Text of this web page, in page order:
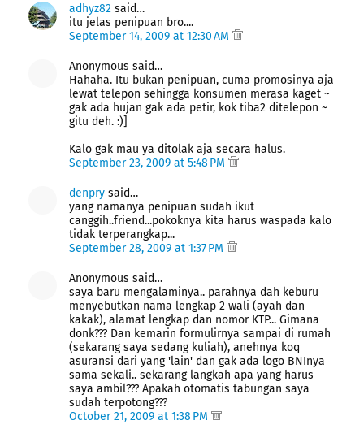
adhyz82 said…
itu jelas penipuan bro....
September 14, 2009 at 12:30 AM
Anonymous said…
Hahaha. Itu bukan penipuan, cuma promosinya aja
lewat telepon sehingga konsumen merasa kaget ~
gak ada hujan gak ada petir, kok tiba2 ditelepon ~
gitu deh. :)]
Kalo gak mau ya ditolak aja secara halus.
September 23, 2009 at 5:48 PM
denpry said…
yang namanya penipuan sudah ikut
canggih..friend...pokoknya kita harus waspada kalo
tidak terperangkap...
September 28, 2009 at 1:37 PM
Anonymous said…
saya baru mengalaminya.. parahnya dah keburu
menyebutkan nama lengkap 2 wali (ayah dan
kakak), alamat lengkap dan nomor KTP... Gimana
donk??? Dan kemarin formulirnya sampai di rumah
(sekarang saya sedang kuliah), anehnya koq
asuransi dari yang 'lain' dan gak ada logo BNInya
sama sekali.. sekarang langkah apa yang harus
saya ambil??? Apakah otomatis tabungan saya
sudah terpotong???
October 21, 2009 at 1:38 PM